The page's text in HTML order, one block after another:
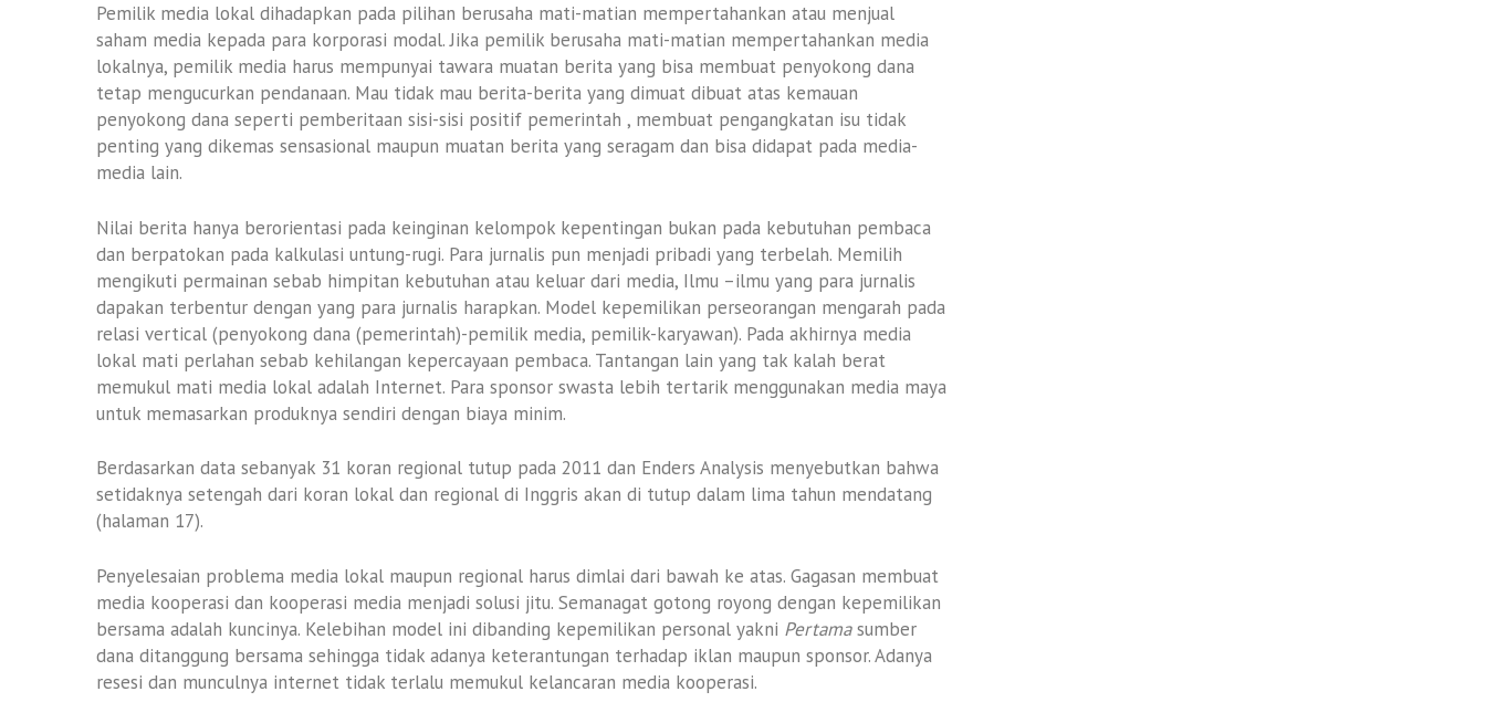
Pemilik media lokal dihadapkan pada pilihan berusaha mati-matian mempertahankan atau menjual
saham media kepada para korporasi modal. Jika pemilik berusaha mati-matian mempertahankan media
lokalnya, pemilik media harus mempunyai tawara muatan berita yang bisa membuat penyokong dana
tetap mengucurkan pendanaan. Mau tidak mau berita-berita yang dimuat dibuat atas kemauan
penyokong dana seperti pemberitaan sisi-sisi positif pemerintah , membuat pengangkatan isu tidak
penting yang dikemas sensasional maupun muatan berita yang seragam dan bisa didapat pada media-
media lain.
Nilai berita hanya berorientasi pada keinginan kelompok kepentingan bukan pada kebutuhan pembaca
dan berpatokan pada kalkulasi untung-rugi. Para jurnalis pun menjadi pribadi yang terbelah. Memilih
mengikuti permainan sebab himpitan kebutuhan atau keluar dari media, Ilmu –ilmu yang para jurnalis
dapakan terbentur dengan yang para jurnalis harapkan. Model kepemilikan perseorangan mengarah pada
relasi vertical (penyokong dana (pemerintah)-pemilik media, pemilik-karyawan). Pada akhirnya media
lokal mati perlahan sebab kehilangan kepercayaan pembaca. Tantangan lain yang tak kalah berat
memukul mati media lokal adalah Internet. Para sponsor swasta lebih tertarik menggunakan media maya
untuk memasarkan produknya sendiri dengan biaya minim.
Berdasarkan data sebanyak 31 koran regional tutup pada 2011 dan Enders Analysis menyebutkan bahwa
setidaknya setengah dari koran lokal dan regional di Inggris akan di tutup dalam lima tahun mendatang
(halaman 17).
Penyelesaian problema media lokal maupun regional harus dimlai dari bawah ke atas. Gagasan membuat
media kooperasi dan kooperasi media menjadi solusi jitu. Semanagat gotong royong dengan kepemilikan
bersama adalah kuncinya. Kelebihan model ini dibanding kepemilikan personal yakni Pertamasumber
dana ditanggung bersama sehingga tidak adanya keterantungan terhadap iklan maupun sponsor. Adanya
resesi dan munculnya internet tidak terlalu memukul kelancaran media kooperasi.